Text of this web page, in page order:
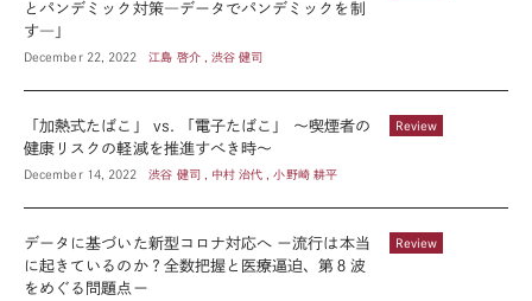
とパンデミック対策―データでパンデミックを制
す―」
December 22, 2022 江島 啓介 , 渋谷 健司
Review
「加熱式たばこ」 vs. 「電子たばこ」 ～喫煙者の
健康リスクの軽減を推進すべき時～
December 14, 2022 渋谷 健司 , 中村 治代 , 小野崎 耕平
Review
データに基づいた新型コロナ対応へ ー流行は本当
に起きているのか？全数把握と医療逼迫、第８波
をめぐる問題点ー